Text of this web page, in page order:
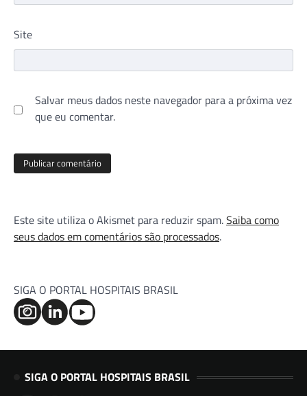
Site
Salvar meus dados neste navegador para a próxima vez
que eu comentar.
Este site utiliza o Akismet para reduzir spam.Saiba como
seus dados em comentários são processados.
SIGA O PORTAL HOSPITAIS BRASIL
SIGA O PORTAL HOSPITAIS BRASIL